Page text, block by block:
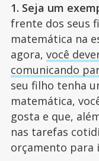
1. Seja um
frente dos seus
matemática na
agora, você
comunicando
seu filho tenha
matemática,
gosta e que,
nas tarefas
orçamento para